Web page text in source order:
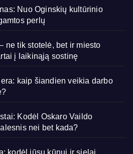
Nuo Oginskių kultūrinio
perlų
ne tik stotelė, bet ir miesto
į laikinąją sostinę
kaip šiandien veikia darbo
Kodėl Oskaro Vaildo
nei bet kada?
kodėl jūsų kūnui ir sielai